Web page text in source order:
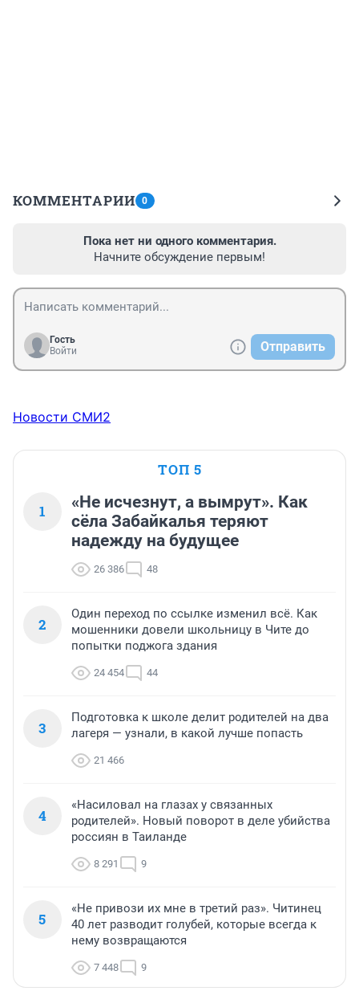
КОММЕНТАРИИ 0
Пока нет ни одного комментария.
Начните обсуждение первым!
Гость
Войти
Отправить
Новости СМИ2
ТОП 5
1
«Не исчезнут, а вымрут». Как
сёла Забайкалья теряют
надежду на будущее
26 386 48
2
Один переход по ссылке изменил всё. Как
мошенники довели школьницу в Чите до
попытки поджога здания
24 454 44
3
Подготовка к школе делит родителей на два
лагеря — узнали, в какой лучше попасть
21 466
4
«Насиловал на глазах у связанных
родителей». Новый поворот в деле убийства
россиян в Таиланде
8 291 9
5
«Не привози их мне в третий раз». Читинец
40 лет разводит голубей, которые всегда к
нему возвращаются
7 448 9